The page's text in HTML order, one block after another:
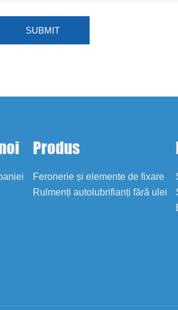
Produs
Feronerie și elemente de fixare
Rulmenți autolubrifianți fără ulei